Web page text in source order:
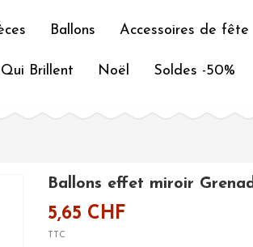
Ballons Accessoires de fête
Brillent Noël Soldes -50%
Ballons effet miroir
5,65 CHF
TTC